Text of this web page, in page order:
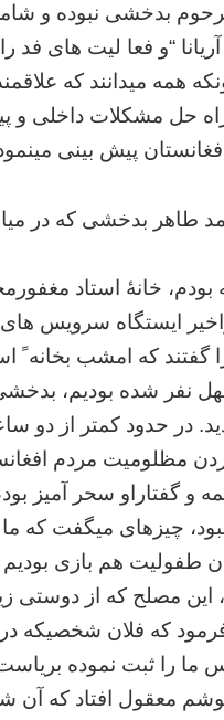
بدخشی نبوده و
آریانا “و فعا لیت های فد
همه میدانند که
حل مشکلات داخلی و
افغانستان پیش بینی
طاهر بدخشی که در
بودم، خانۀ استاد
ایستگاه سرویس های
گفتند که امشب بخانه
نفر شده بودیم،
.در حدود کمتر از دو
مظلومیت مردم
و گفتاراو سحر آمیز
چیزهای میگفت که ما
طفولیت هم بازی بودیم
این مصلح که از دوستی
که فلان شخصیکه در
ما را ثبت نموده
معقول افتاد که آن